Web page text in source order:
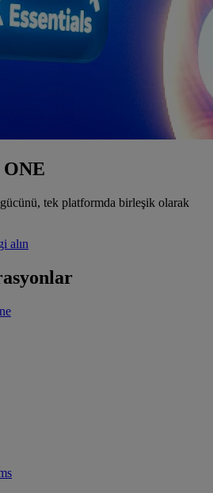
ONE
tek platformda birleşik olarak
alın